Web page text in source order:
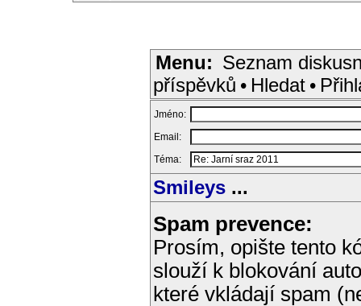
Menu: Seznam
příspěvků • Hledat •
Jméno:
Email:
Téma:
Smileys ...
Spam prevence:
Prosím, opište tento
slouží k blokování
které vkládají spam